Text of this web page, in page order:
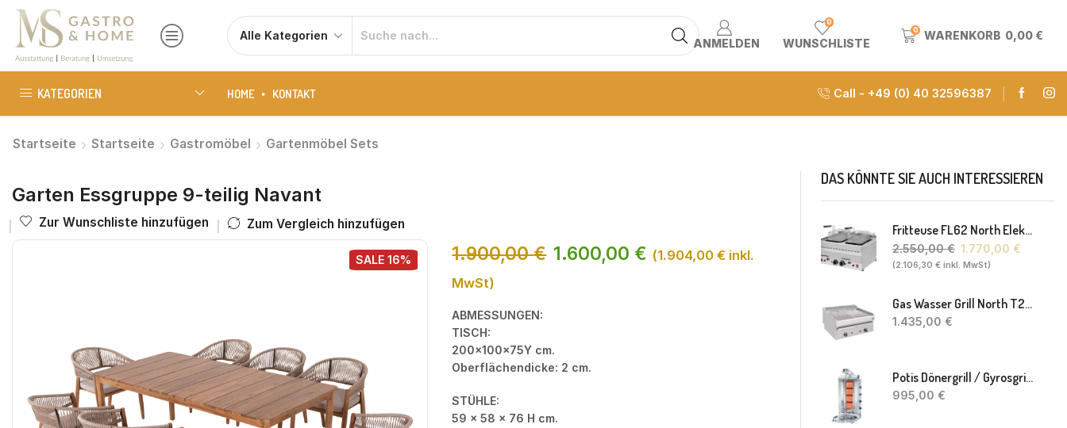
ANMELDEN
0
WUNSCHLISTE
0 WARENKORB 0,00 €
KATEGORIEN HOME KONTAKT Call - +49 (0) 40 32596387
Startseite Startseite Gastromöbel Gartenmöbel Sets
Garten Essgruppe 9-teilig Navant
Zur Wunschliste hinzufügen Zum Vergleich hinzufügen
SALE 16% 1.900,00€ 1.600,00 € (1.904,00€ inkl.
MwSt)
ABMESSUNGEN:
TISCH:
200x100x75Y cm.
Oberflächendicke: 2 cm.
STÜHLE:
59 x 58 x 76 H cm.
DAS KÖNNTE SIE AUCH INTERESSIEREN
Fritteuse FL62 North Elektro 2 X 8-10L 60 X 60 X 30(38) Cm
2.550,00€ 1.770,00 €
(2.106,30 € inkl. MwSt)
Gas Wasser Grill North T20 77 X 63 X 43 Cm
1.435,00 €
Potis Dönergrill / Gyrosgrill GD4 S - Achteckige Fettwanne-Ohne Schaufel
995,00 €